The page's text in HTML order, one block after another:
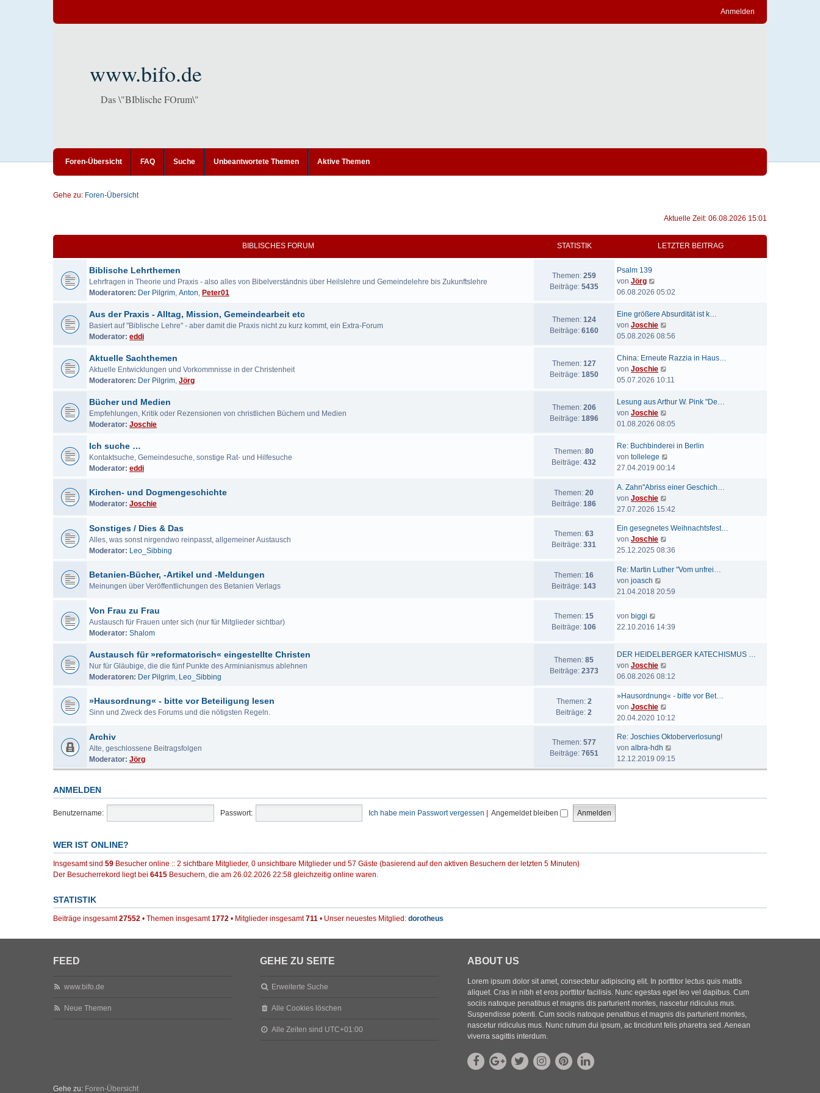
Anmelden
www.bifo.de
Das \"BIblische FOrum\"
Foren-Übersicht FAQ Suche Unbeantwortete Themen Aktive Themen
Gehe zu: Foren-Übersicht
Aktuelle Zeit: 06.08.2026 15:01
BIBLISCHES FORUM STATISTIK LETZTER BEITRAG
Biblische Lehrthemen
Lehrfragen in Theorie und Praxis - also alles von Bibelverständnis über Heilslehre und Gemeindelehre bis Zukunftslehre
Moderatoren: Der Pilgrim, Anton, Peter01
Themen: 259
Beiträge: 5435
Psalm 139
von Jörg
e
e
s
t
r
B
e
t
r
a
06.08.2026 05:02
Aus der Praxis - Alltag, Mission, Gemeindearbeit etc
Basiert auf "Biblische Lehre" - aber damit die Praxis nicht zu kurz kommt, ein Extra-Forum
Moderator: eddi
Themen: 124
Beiträge: 6160
Eine größere Absurdität ist k…
von Joschie
e
e
t
r
e
t
r
a
05.08.2026 08:56
Aktuelle Sachthemen
Aktuelle Entwicklungen und Vorkommnisse in der Christenheit
Moderatoren: Der Pilgrim, Jörg
Themen: 127
Beiträge: 1850
China: Erneute Razzia in Haus…
von Joschie
e
e
t
r
B
e
t
a
05.07.2026 10:11
Bücher und Medien
Empfehlungen, Kritik oder Rezensionen von christlichen Büchern und Medien
Moderator: Joschie
Themen: 206
Beiträge: 1896
Lesung aus Arthur W. Pink "De…
von Joschie
e
e
s
t
r
e
t
a
g
01.08.2026 08:05
Ich suche …
Kontaktsuche, Gemeindesuche, sonstige Rat- und Hilfesuche
Moderator: eddi
Themen: 80
Beiträge: 432
Re: Buchbinderei in Berlin
von tollelege
e
e
t
e
i
r
27.04.2019 00:14
Kirchen- und Dogmengeschichte
Moderator: Joschie
Themen: 20
Beiträge: 186
A. Zahn"Abriss einer Geschich…
von Joschie
e
e
t
r
e
r
g
27.07.2026 15:42
Sonstiges / Dies & Das
Alles, was sonst nirgendwo reinpasst, allgemeiner Austausch
Moderator: Leo_Sibbing
Themen: 63
Beiträge: 331
Ein gesegnetes Weihnachtsfest…
von Joschie
e
e
t
B
t
a
25.12.2025 08:36
Betanien-Bücher, -Artikel und -Meldungen
Meinungen über Veröffentlichungen des Betanien Verlags
Themen: 16
Beiträge: 143
Re: Martin Luther "Vom unfrei…
von joasch
e
s
r
B
e
t
r
a
g
21.04.2018 20:59
Von Frau zu Frau
Austausch für Frauen unter sich (nur für Mitglieder sichtbar)
Moderator: Shalom
Themen: 15
Beiträge: 106
von biggi
e
s
t
e
r
B
e
t
r
a
g
22.10.2016 14:39
Austausch für »reformatorisch« eingestellte Christen
Nur für Gläubige, die die fünf Punkte des Arminianismus ablehnen
Moderatoren: Der Pilgrim, Leo_Sibbing
Themen: 85
Beiträge: 2373
DER HEIDELBERGER KATECHISMUS …
von Joschie
e
e
t
r
B
e
r
06.08.2026 08:12
»Hausordnung« - bitte vor Beteiligung lesen
Sinn und Zweck des Forums und die nötigsten Regeln.
Themen: 2
Beiträge: 2
»Hausordnung« - bitte vor Bet…
von Joschie
e
e
s
t
e
20.04.2020 10:12
Archiv
Alte, geschlossene Beitragsfolgen
Moderator: Jörg
Themen: 577
Beiträge: 7651
Re: Joschies Oktoberverlosung!
von albra-hdh
e
u
12.12.2019 09:15
ANMELDEN
Benutzername: Passwort: Ich habe mein Passwort vergessen Angemeldet bleiben
WER IST ONLINE?
Insgesamt sind 59 Besucher online :: 2 sichtbare Mitglieder, 0 unsichtbare Mitglieder und 57 Gäste (basierend auf den aktiven Besuchern der letzten 5 Minuten)
Der Besucherrekord liegt bei 6415 Besuchern, die am 26.02.2026 22:58 gleichzeitig online waren.
STATISTIK
Beiträge insgesamt27552 • Themen insgesamt1772 • Mitglieder insgesamt711 • Unser neuestes Mitglied: dorotheus
FEED
www.bifo.de
Neue Themen
GEHE ZU SEITE
Erweiterte Suche
Alle Cookies löschen
Alle Zeiten sind UTC+01:00
ABOUT US
Lorem ipsum dolor sit amet, consectetur adipiscing elit. In porttitor lectus quis mattis
aliquet. Cras in nibh et eros porttitor facilisis. Nunc egestas eget leo vel dapibus. Cum
sociis natoque penatibus et magnis dis parturient montes, nascetur ridiculus mus.
Suspendisse potenti. Cum sociis natoque penatibus et magnis dis parturient montes,
nascetur ridiculus mus. Nunc rutrum dui ipsum, ac tincidunt felis pharetra sed. Aenean
viverra sagittis interdum.
Gehe zu: Foren-Übersicht